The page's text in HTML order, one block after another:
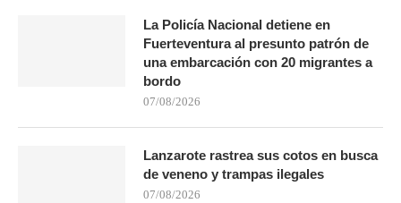
La Policía Nacional detiene en
Fuerteventura al presunto patrón de
una embarcación con 20 migrantes a
bordo
07/08/2026
Lanzarote rastrea sus cotos en busca
de veneno y trampas ilegales
07/08/2026